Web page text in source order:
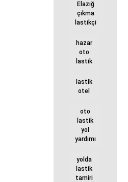
Elazığ
çıkma
lastikçi
hazar
oto
lastik
lastik
otel
oto
lastik
yol
yardımı
yolda
lastik
tamiri